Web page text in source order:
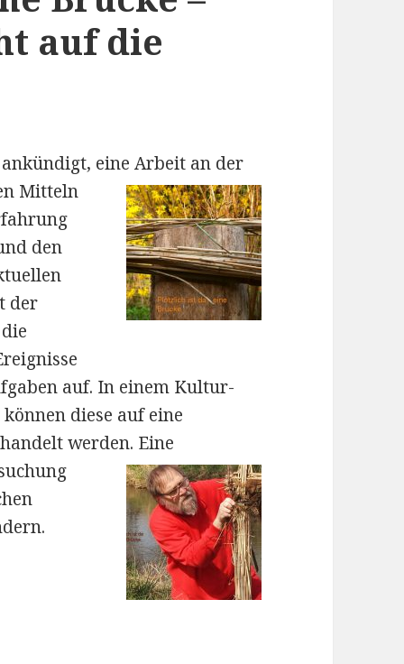
auf die
eine Arbeit an der
Mitteln
den
der
auf. In einem Kultur-
diese auf eine
werden. Eine